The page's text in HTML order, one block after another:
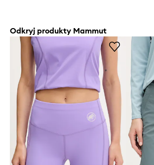
Odkryj produkty Mammut